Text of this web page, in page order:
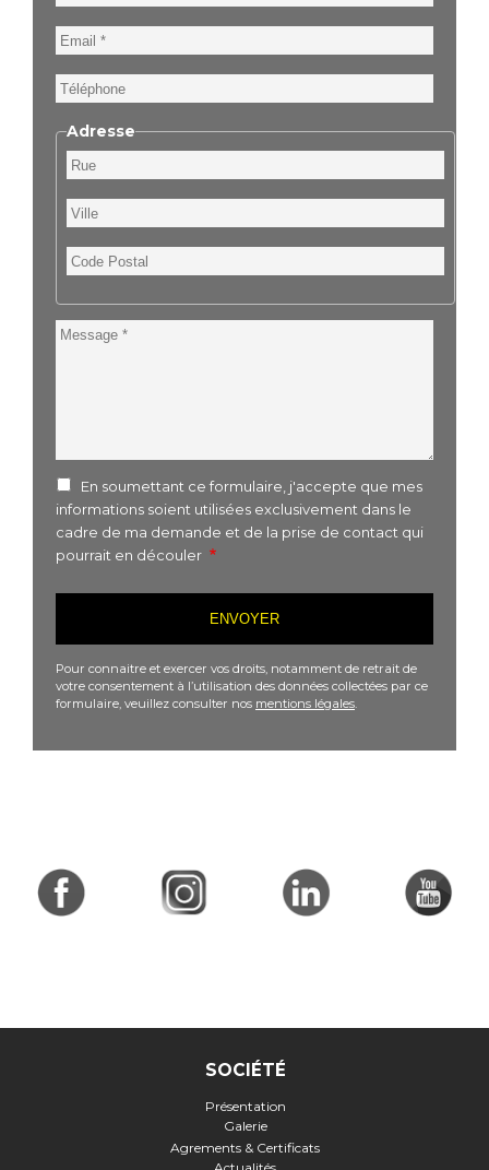
Email
Téléphone
Adresse
Rue
Ville
Code
Postal
Message
En soumettant ce formulaire, j'accepte que mes
informations soient utilisées exclusivement dans le
cadre de ma demande et de la prise de contact qui
pourrait en découler
Pour connaitre et exercer vos droits, notamment de retrait de
votre consentement à l’utilisation des données collectées par ce
formulaire, veuillez consulter nos mentions légales.
SOCIÉTÉ
Présentation
Galerie
Agrements & Certificats